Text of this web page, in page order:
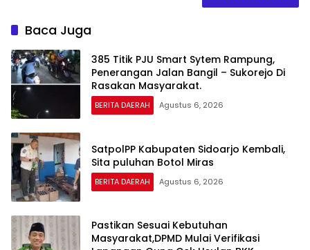
Baca Juga
385 Titik PJU Smart Sytem Rampung,
Penerangan Jalan Bangil – Sukorejo Di
Rasakan Masyarakat.
BERITA DAERAH Agustus 6, 2026
SatpolPP Kabupaten Sidoarjo Kembali,
Sita puluhan Botol Miras
BERITA DAERAH Agustus 6, 2026
Pastikan Sesuai Kebutuhan
Masyarakat,DPMD Mulai Verifikasi